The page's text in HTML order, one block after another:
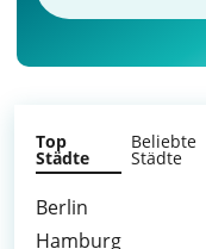
Top
Städte
Beliebte
Städte
Berlin
Hamburg